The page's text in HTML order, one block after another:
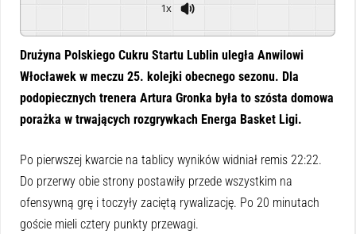
1x
Drużyna Polskiego Cukru Startu Lublin uległa Anwilowi
Włocławek w meczu 25. kolejki obecnego sezonu. Dla
podopiecznych trenera Artura Gronka była to szósta domowa
porażka w trwających rozgrywkach Energa Basket Ligi.
Po pierwszej kwarcie na tablicy wyników widniał remis 22:22.
Do przerwy obie strony postawiły przede wszystkim na
ofensywną grę i toczyły zaciętą rywalizację. Po 20 minutach
goście mieli cztery punkty przewagi.